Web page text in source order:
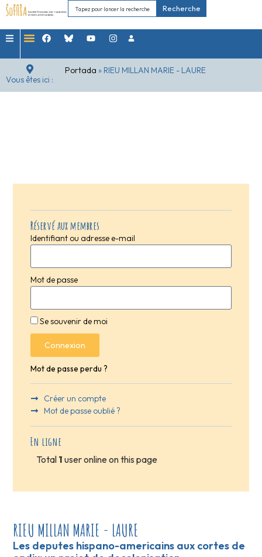
Recherche
Vous êtes ici :
Portada » RIEU MILLAN MARIE - LAURE
Réservé aux membres
Identifiant ou adresse e-mail
Mot de passe
Se souvenir de moi
Connexion
Mot de passe perdu ?
Créer un compte
Mot de passe oublié ?
En ligne
Total 1 user online on this page
RIEU MILLAN MARIE - LAURE
Les deputes hispano-americains aux cortes de